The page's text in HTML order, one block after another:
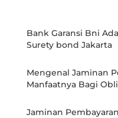
Bank Garansi Bni
Surety bond Jakarta
Mengenal Jaminan
Manfaatnya Bagi
Jaminan